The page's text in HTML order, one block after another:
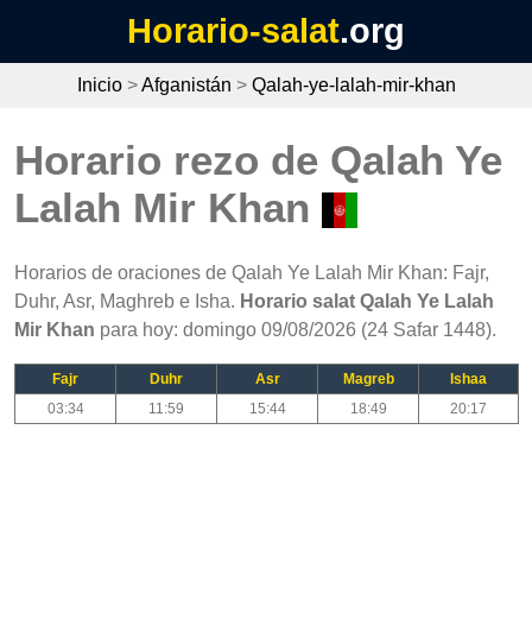
Horario-salat.org
Inicio>Afganistán > Qalah-ye-lalah-mir-khan
Horario rezo de Qalah Ye
Lalah Mir Khan
Horarios de oraciones de Qalah Ye Lalah Mir Khan: Fajr,
Duhr, Asr, Maghreb e Isha. Horario salat Qalah Ye Lalah
Mir Khan para hoy: domingo 09/08/2026 (24 Safar 1448).
Fajr Duhr Asr Magreb
Ishaa
03:34
11:59 15:44 18:49 20:17